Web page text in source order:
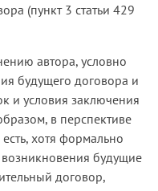
(пункт 3 статьи 429
автора, условно
будущего договора и
и условия заключения
в перспективе
хотя формально
будущие
договор,